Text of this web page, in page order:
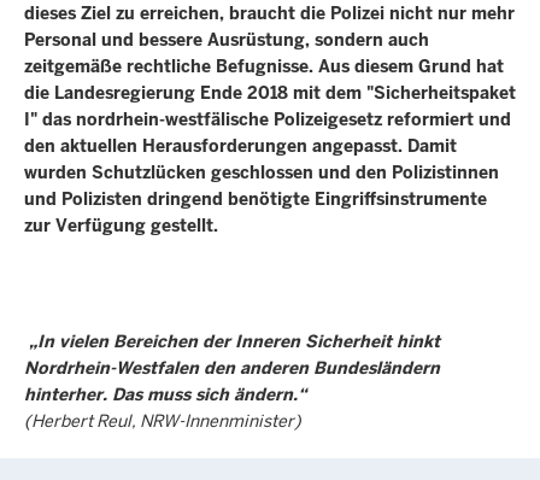
dieses Ziel zu erreichen, braucht die Polizei nicht nur mehr
Personal und bessere Ausrüstung, sondern auch
zeitgemäße rechtliche Befugnisse. Aus diesem Grund hat
die Landesregierung Ende 2018 mit dem "Sicherheitspaket
I" das nordrhein-westfälische Polizeigesetz reformiert und
den aktuellen Herausforderungen angepasst. Damit
wurden Schutzlücken geschlossen und den Polizistinnen
und Polizisten dringend benötigte Eingriffsinstrumente
zur Verfügung gestellt.
„In vielen Bereichen der Inneren Sicherheit hinkt
Nordrhein-Westfalen den anderen Bundesländern
hinterher. Das muss sich ändern.“
(Herbert Reul, NRW-Innenminister)